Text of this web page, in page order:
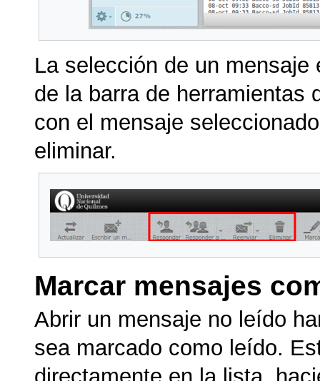
La selección de un
de la barra de herramientas
con el mensaje
eliminar.
Marcar mensajes
Abrir un mensaje no leído
sea marcado como leído.